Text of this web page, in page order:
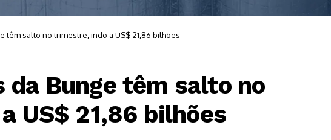
têm salto no trimestre, indo a US$ 21,86 bilhões
da Bunge têm salto no
US$ 21,86 bilhões